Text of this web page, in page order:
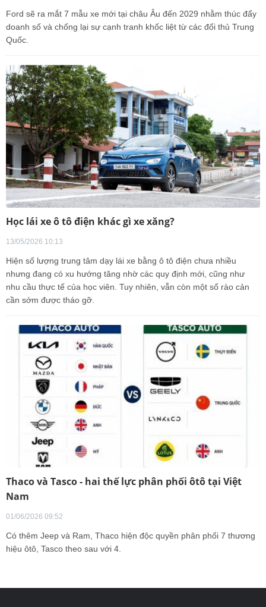
Ford sẽ ra mắt 7 mẫu xe mới tại châu Âu đến 2029 nhằm thúc đẩy
doanh số và chống lại sự cạnh tranh khốc liệt từ các đối thủ Trung
Quốc.
Học lái xe ô tô điện khác gì xe xăng?
13/05/2026 10:13
Hiện số lượng trung tâm dạy lái xe bằng ô tô điện chưa nhiều
nhưng đang có xu hướng tăng nhờ các quy định mới, cũng như
nhu cầu thực tế của học viên. Tuy nhiên, vẫn còn một số rào cản
cần sớm được tháo gỡ.
Thaco và Tasco - hai thế lực phân phối ôtô tại Việt
Nam
01/06/2026 09:52
Có thêm Jeep và Ram, Thaco hiện độc quyền phân phối 7 thương
hiệu ôtô, Tasco theo sau với 4.